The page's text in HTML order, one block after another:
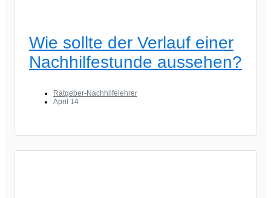
Wie sollte der Verlauf einer
Nachhilfestunde aussehen?
Ratgeber-Nachhilfelehrer
April 14